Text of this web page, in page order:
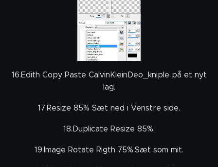
16.Edith Copy Paste CalvinKleinDeo_kniple på et nyt
lag.
17.Resize 85% Sæt ned i Venstre side.
18.Duplicate Resize 85%.
19.Image Rotate Rigth 75%.Sæt som mit.